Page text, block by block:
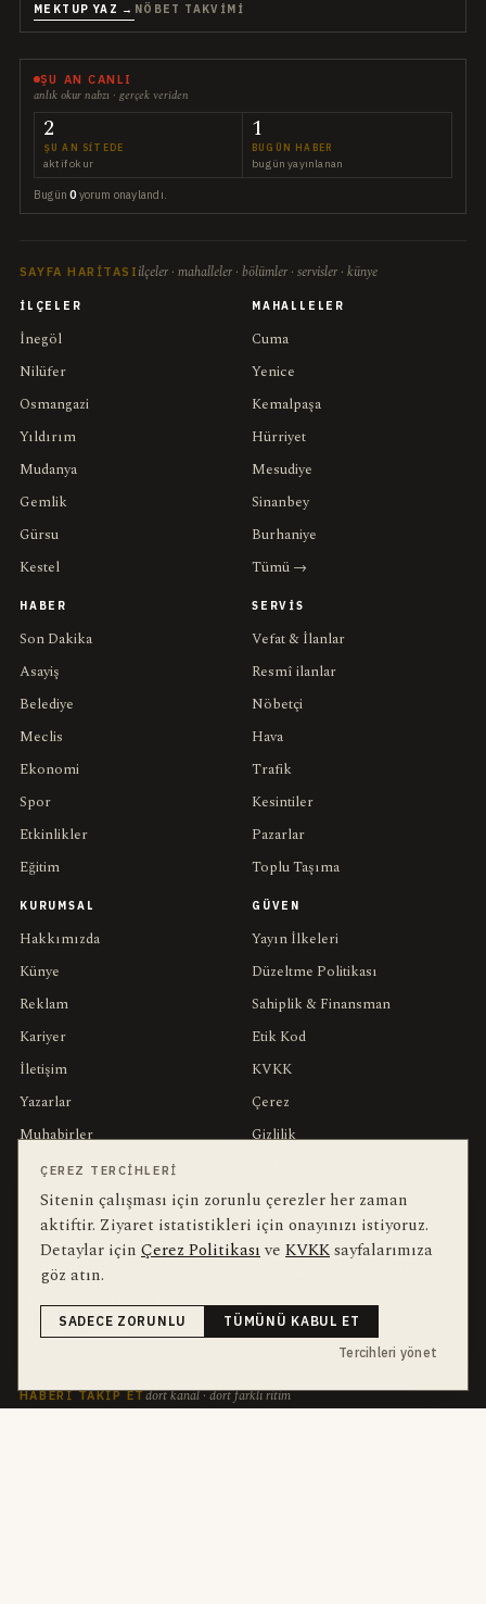
MEKTUP YAZ → NÖBET TAKVIMI
ŞU AN CANLI
anlık okur nabzı · gerçek veriden
2
ŞU AN SITEDE
aktif okur
1
BUGÜN HABER
bugün yayınlanan
Bugün0 yorum onaylandı.
SAYFA HARITASI ilçeler · mahalleler · bölümler · servisler · künye
İLÇELER
İnegöl
Nilüfer
Osmangazi
Yıldırım
Mudanya
Gemlik
Gürsu
Kestel
MAHALLELER
Cuma
Yenice
Kemalpaşa
Hürriyet
Mesudiye
Sinanbey
Burhaniye
Tümü →
HABER
Son Dakika
Asayiş
Belediye
Meclis
Ekonomi
Spor
Etkinlikler
Eğitim
SERVIS
Vefat & İlanlar
Resmî ilanlar
Nöbetçi
Hava
Trafik
Kesintiler
Pazarlar
Toplu Taşıma
KURUMSAL
Hakkımızda
Künye
Reklam
Kariyer
İletişim
Yazarlar
Muhabirler
Editörler
GÜVEN
Yayın İlkeleri
Düzeltme Politikası
Sahiplik & Finansman
Etik Kod
KVKK
Çerez
Gizlilik
YEREL ARANANLARbu hafta en çok aranan
İnegöl inegol-belediyesi
futbol
Ekonomi
HABERI TAKIP ETdört kanal · dört farklı ritim
ÇEREZ TERCIHLERI
Sitenin çalışması için zorunlu çerezler her zaman
aktiftir. Ziyaret istatistikleri için onayınızı istiyoruz.
Detaylar için Çerez Politikasıve KVKKsayfalarımıza
göz atın.
SADECE ZORUNLU
TÜMÜNÜ KABUL ET
Tercihleri yönet